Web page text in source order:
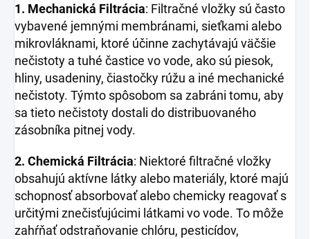
1. Mechanická Filtrácia: Filtračné vložky sú často
vybavené jemnými membránami, sieťkami alebo
mikrovláknami, ktoré účinne zachytávajú väčšie
nečistoty a tuhé častice vo vode, ako sú piesok,
hliny, usadeniny, čiastočky rúžu a iné mechanické
nečistoty. Týmto spôsobom sa zabráni tomu, aby
sa tieto nečistoty dostali do distribuovaného
zásobníka pitnej vody.
2. Chemická Filtrácia: Niektoré filtračné vložky
obsahujú aktívne látky alebo materiály, ktoré majú
schopnosť absorbovať alebo chemicky reagovať s
určitými znečisťujúcimi látkami vo vode. To môže
zahŕňať odstraňovanie chlóru, pesticídov,